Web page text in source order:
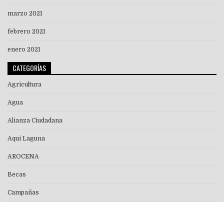
marzo 2021
febrero 2021
enero 2021
CATEGORÍAS
Agricultura
Agua
Alianza Ciudadana
Aquí Laguna
AROCENA
Becas
Campañas